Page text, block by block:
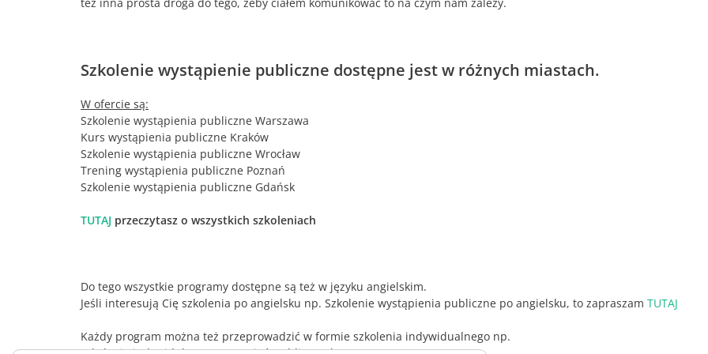
też inna prosta droga do tego, żeby ciałem komunikować to na czym nam zależy.
Szkolenie wystąpienie publiczne dostępne jest w różnych miastach.
W ofercie są:
Szkolenie wystąpienia publiczne Warszawa
Kurs wystąpienia publiczne Kraków
Szkolenie wystąpienia publiczne Wrocław
Trening wystąpienia publiczne Poznań
Szkolenie wystąpienia publiczne Gdańsk
TUTAJ przeczytasz o wszystkich szkoleniach
Do tego wszystkie programy dostępne są też w języku angielskim.
Jeśli interesują Cię szkolenia po angielsku np. Szkolenie wystąpienia publiczne po angielsku, to zapraszam TUTAJ
Każdy program można też przeprowadzić w formie szkolenia indywidualnego np.